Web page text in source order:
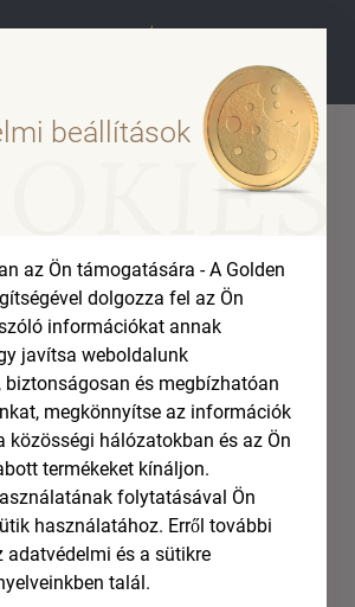
beállítások
az Ön támogatására - A Golden
dolgozza fel az Ön
információkat annak
javítsa weboldalunk
biztonságosan és megbízhatóan
megkönnyítse az információk
közösségi hálózatokban és az Ön
termékeket kínáljon.
folytatásával Ön
használatához. Erről további
és a sütikre
talál.